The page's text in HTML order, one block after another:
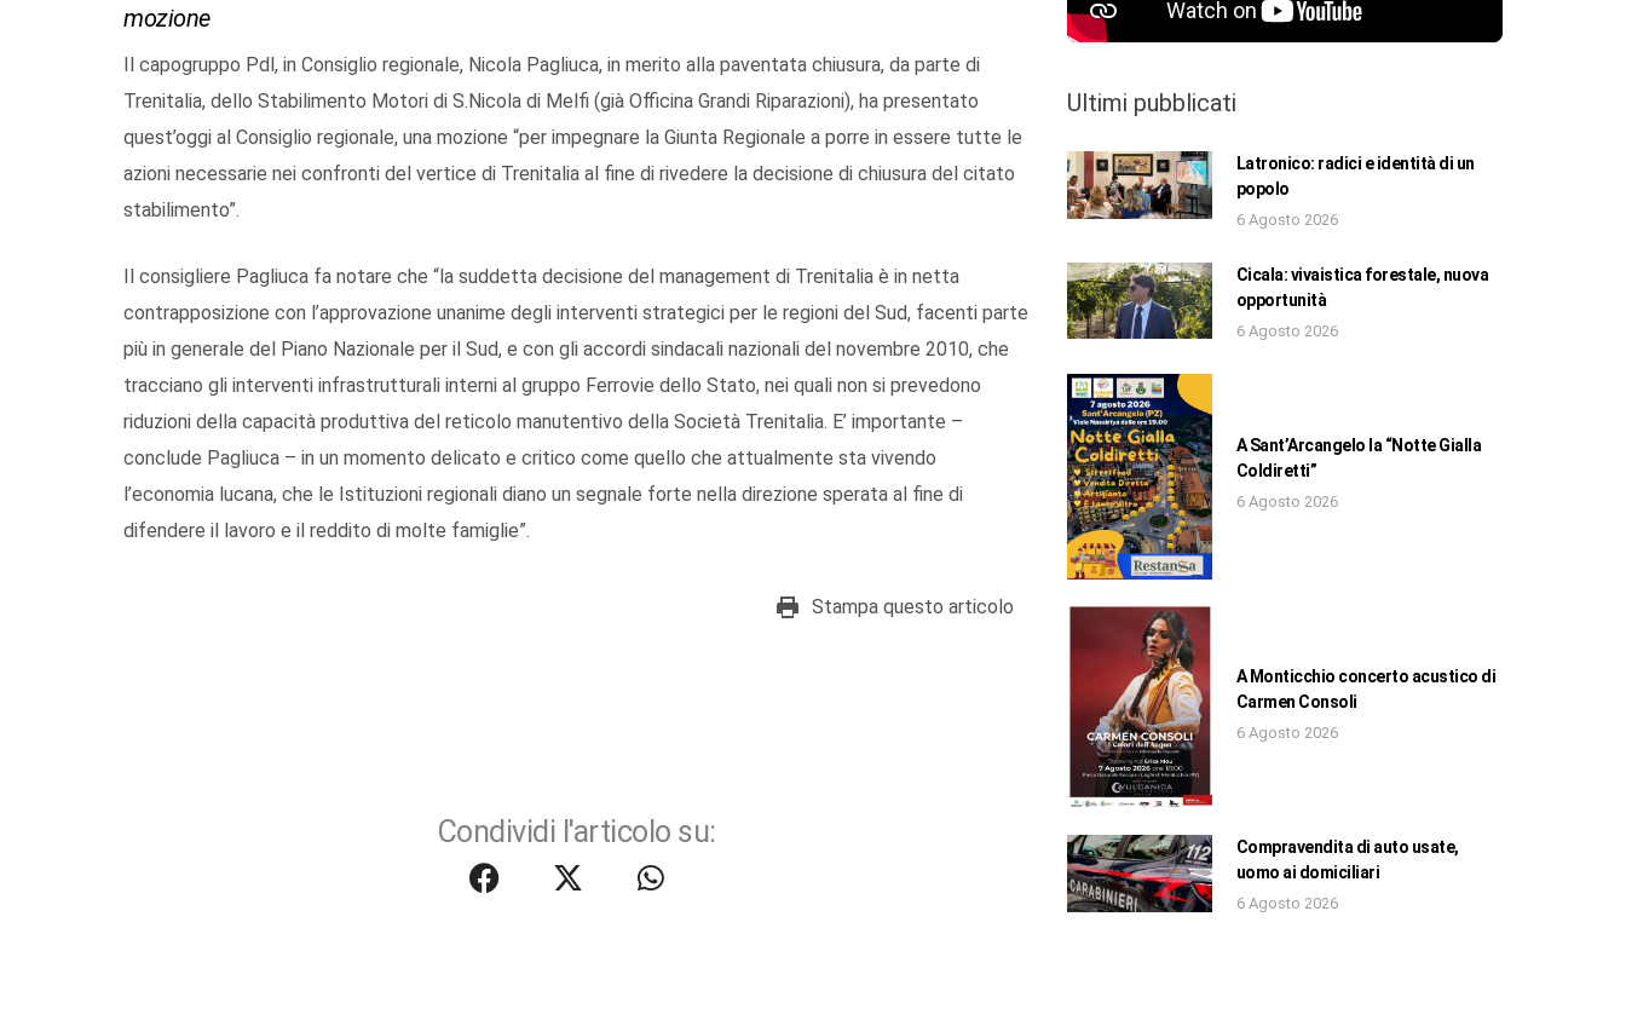
mozione
Il capogruppo Pdl, in Consiglio regionale, Nicola Pagliuca, in merito alla paventata chiusura, da parte di
Trenitalia, dello Stabilimento Motori di S.Nicola di Melfi (già Officina Grandi Riparazioni), ha presentato
quest’oggi al Consiglio regionale, una mozione “per impegnare la Giunta Regionale a porre in essere tutte le
azioni necessarie nei confronti del vertice di Trenitalia al fine di rivedere la decisione di chiusura del citato
stabilimento”.
Il consigliere Pagliuca fa notare che “la suddetta decisione del management di Trenitalia è in netta
contrapposizione con l’approvazione unanime degli interventi strategici per le regioni del Sud, facenti parte
più in generale del Piano Nazionale per il Sud, e con gli accordi sindacali nazionali del novembre 2010, che
tracciano gli interventi infrastrutturali interni al gruppo Ferrovie dello Stato, nei quali non si prevedono
riduzioni della capacità produttiva del reticolo manutentivo della Società Trenitalia. E’ importante –
conclude Pagliuca – in un momento delicato e critico come quello che attualmente sta vivendo
l’economia lucana, che le Istituzioni regionali diano un segnale forte nella direzione sperata al fine di
difendere il lavoro e il reddito di molte famiglie”.
Stampa questo articolo
Condividi l'articolo su:
Ultimi pubblicati
Latronico: radici e identità di un
popolo
6 Agosto 2026
Cicala: vivaistica forestale, nuova
opportunità
6 Agosto 2026
A Sant’Arcangelo la “Notte Gialla
Coldiretti”
6 Agosto 2026
A Monticchio concerto acustico di
Carmen Consoli
6 Agosto 2026
Compravendita di auto usate,
uomo ai domiciliari
6 Agosto 2026